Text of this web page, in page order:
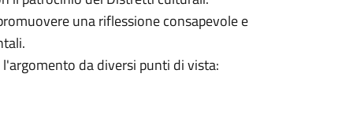
una riflessione consapevole e
da diversi punti di vista: